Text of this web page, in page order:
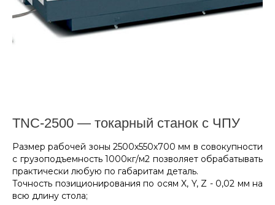
TNC-2500 — токарный станок с ЧПУ
Размер рабочей зоны 2500х550х700 мм в совокупности
с грузоподъемность 1000кг/м2 позволяет обрабатывать
практически любую по габаритам деталь.
Точность позиционирования по осям X, Y, Z - 0,02 мм на
всю длину стола;